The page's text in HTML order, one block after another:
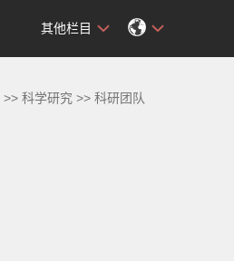
其他栏目
>>科学研究 >>科研团队